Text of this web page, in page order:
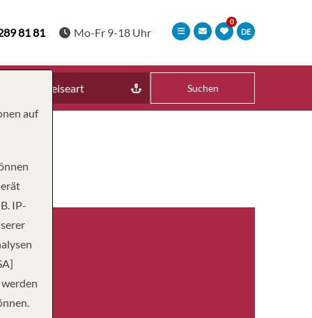
DE
81 81 Mo-Fr 9-18 Uhr
Reiseart Suchen
auf
IP-